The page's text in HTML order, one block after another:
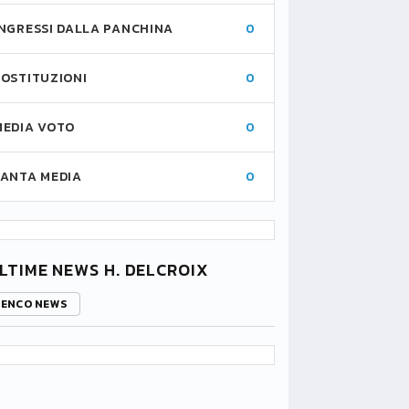
DALLA PANCHINA 0
0
VOTO 0
MEDIA 0
NEWS H. DELCROIX
NEWS